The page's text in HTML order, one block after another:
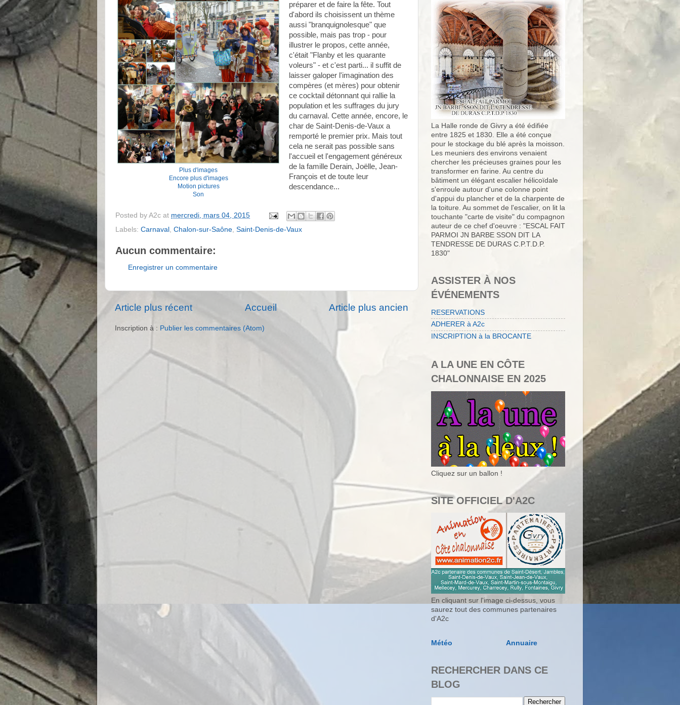
Plus d'images
Encore plus d'images
Motion pictures
Son
préparer et de faire la fête. Tout
d'abord ils choisissent un thème
aussi "branquignolesque" que
possible, mais pas trop - pour
illustrer le propos, cette année,
c'était "Flanby et les quarante
voleurs" - et c'est parti... il suffit de
laisser galoper l'imagination des
compères (et mères) pour obtenir
ce cocktail détonnant qui rallie la
population et les suffrages du jury
du carnaval. Cette année, encore, le
char de Saint-Denis-de-Vaux a
remporté le premier prix. Mais tout
cela ne serait pas possible sans
l'accueil et l'engagement généreux
de la famille Derain, Joëlle, Jean-
François et de toute leur
descendance...
Posted by A2c at mercredi, mars 04, 2015
Labels: Carnaval Chalon-sur-Saône Saint-Denis-de-Vaux
Aucun commentaire:
Enregistrer un commentaire
Article plus récent Article plus ancien
Accueil
Inscription à : Publier les commentaires (Atom)
La Halle ronde de Givry a été édifiée
entre 1825 et 1830. Elle a été conçue
pour le stockage du blé après la moisson.
Les meuniers des environs venaient
chercher les précieuses graines pour les
transformer en farine. Au centre du
bâtiment un élégant escalier hélicoïdale
s'enroule autour d'une colonne point
d'appui du plancher et de la charpente de
la toiture. Au sommet de l'escalier, on lit la
touchante "carte de visite" du compagnon
auteur de ce chef d'oeuvre : "ESCAL FAIT
PARMOI JN BARBE SSON DIT LA
TENDRESSE DE DURAS C.P.T.D.P.
1830"
ASSISTER À NOS
ÉVÉNEMENTS
RESERVATIONS
ADHERER à A2c
INSCRIPTION à la BROCANTE
A LA UNE EN CÔTE
CHALONNAISE EN 2025
Cliquez sur un ballon !
SITE OFFICIEL D'A2C
En cliquant sur l'image ci-dessus, vous
saurez tout des communes partenaires
d'A2c
Météo Annuaire
RECHERCHER DANS CE
BLOG